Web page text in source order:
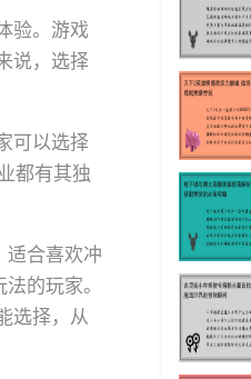
验。游戏
说，选择
可以选择
都有其独
适合喜欢冲
的玩家。
选择，从